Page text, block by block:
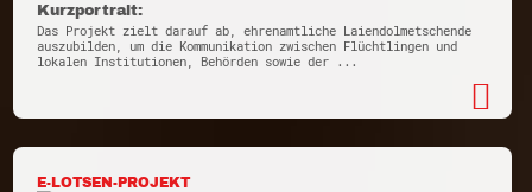
Kurzportrait:
Das Projekt zielt darauf ab, ehrenamtliche Laiendolmetschende
auszubilden, um die Kommunikation zwischen Flüchtlingen und
lokalen Institutionen, Behörden sowie der ...
E-LOTSEN-PROJEKT